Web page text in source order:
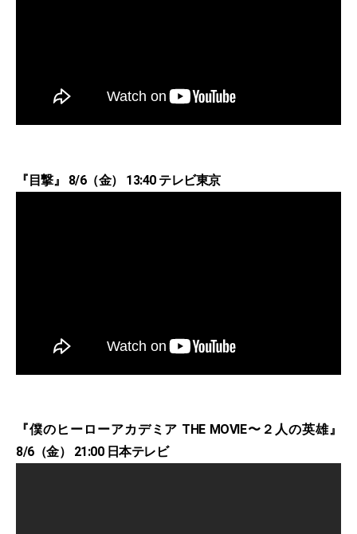
『目撃』 8/6（金） 13:40 テレビ東京
『僕のヒーローアカデミア THE MOVIE〜２人の英雄』
8/6（金） 21:00 日本テレビ